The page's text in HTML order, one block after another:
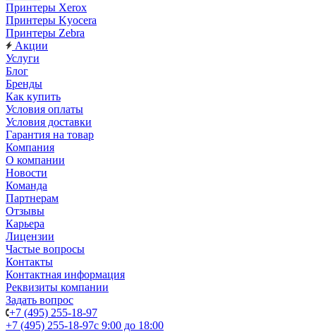
Принтеры Xerox
Принтеры Kyocera
Принтеры Zebra
Акции
Услуги
Блог
Бренды
Как купить
Условия оплаты
Условия доставки
Гарантия на товар
Компания
О компании
Новости
Команда
Партнерам
Отзывы
Карьера
Лицензии
Частые вопросы
Контакты
Контактная информация
Реквизиты компании
Задать вопрос
+7 (495) 255-18-97
+7 (495) 255-18-97с 9:00 до 18:00